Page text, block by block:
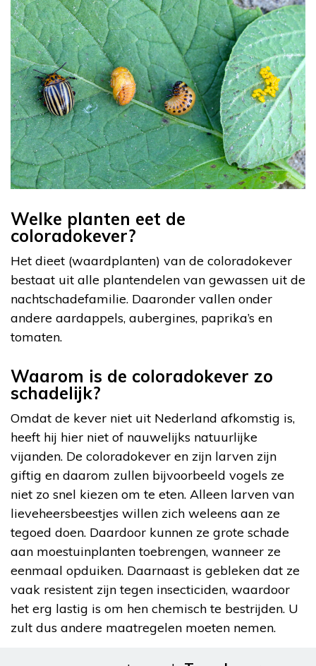
Welke planten eet de
coloradokever?
Het dieet (waardplanten) van de coloradokever
bestaat uit alle plantendelen van gewassen uit de
nachtschadefamilie. Daaronder vallen onder
andere aardappels, aubergines, paprika’s en
tomaten.
Waarom is de coloradokever zo
schadelijk?
Omdat de kever niet uit Nederland afkomstig is,
heeft hij hier niet of nauwelijks natuurlijke
vijanden. De coloradokever en zijn larven zijn
giftig en daarom zullen bijvoorbeeld vogels ze
niet zo snel kiezen om te eten. Alleen larven van
lieveheersbeestjes willen zich weleens aan ze
tegoed doen. Daardoor kunnen ze grote schade
aan moestuinplanten toebrengen, wanneer ze
eenmaal opduiken. Daarnaast is gebleken dat ze
vaak resistent zijn tegen insecticiden, waardoor
het erg lastig is om hen chemisch te bestrijden. U
zult dus andere maatregelen moeten nemen.